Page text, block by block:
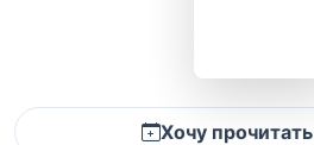
Хочу прочитать